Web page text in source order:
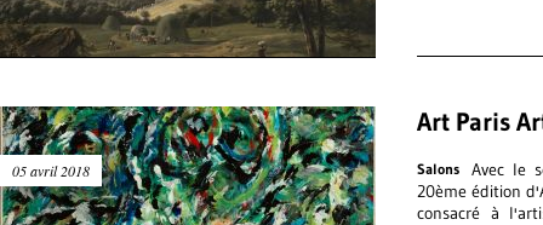
05 avril 2018
Art Paris
Salons
Avec le
20ème édition
consacré à